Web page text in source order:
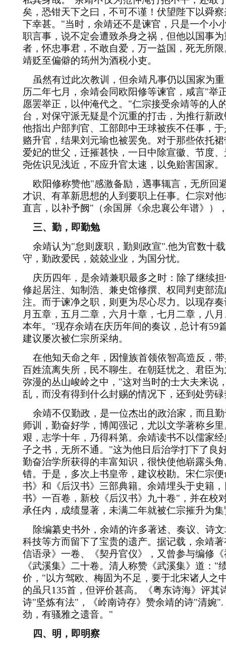
矣，恐钳天下之曰，不可不谨！伏望陛下以舜
下幸甚。 "当时，余靖还不是谏官，只是一个小
职言事，说不定会遭致杀身之祸，但他以国事
者，怀忠事君，不敢自爱，万一益国，死无所限
靖贬至偏僻的筠州为酒税小吏。
虽然有过此次教训，但余靖凡事仍以国家为
历二年七月，余靖会同欧阳修等谏官，咸言"举
愿罢举正，以仲淹代之。 "仁宗接受余靖等的人
台，对保守派无疑是个沉重的打击，为推行新
他指出户部判官、工部郎中王球被疾不任事，
赂升官，结果刘元瑜也被罢免。对于那些依托
爱妃的世父，迁摧甚快，一日中除宣徽、节度
尧佐识见浅近，不应升官太速，以免贻害国家。
欧阳修称赞他"感激备励，遇事辄言，无所回
才识、有革新思想的人到要职上任事。仁宗对
直言，以补予阙" （余国屏《余忠襄公年谱》）
三、勤，即勤勉
余靖认为"怠则废职，勤则政宣".他为官数十
守，勤政爱民，兢兢业业，为国分忧。
庆历四年，是余靖兼职最多之时：除了继续
修起居注、知制浩、兼史馆修撰、权同判吏部
注。而于谏净之职，则更为尽心尽力。以现存
月五章，五月二章，六月十章，七月二章，八
本年。 "现存余靖在庆历年间的奏议，总计有59
建议屡次被仁宗所采纳。
在他知天命之年，因憧族首领依智高造反，
百姓流离失所，民不聊生。在朝廷忧之、君臣
弥漫的丛山峻岭之中， "这对当时的士大夫来说
乱，而没有得到什么封赐的情况下，还到处劳
余靖不仅勤政，是一位杰出的政治家，而且
师训，勤奋好学，博闻强记，尤以文学著称乡
艰，志学十年，乃得科第。余靖读书不以儒家
子之书，无所不通。 "这为他日后治学打下了良
勤奋治学所获得的丰富知识，很快使他崭露头
错。于是，多次上书皇帝，建议校勘。宋仁宗
书》和《后汉书》三部典籍。余靖埋头于史籍
书》一百卷，新校《后汉书》九十卷" ，并在校
承任内，成绩显著，未满二年就被仁宗摧升为
除编纂史书外，余靖的许多著述、奏议、诗
科技等方而留下了宝贵的遗产。据记载，余靖
信语录》一卷、《契丹官仪》，又曾参与编修
《武溪集》二十卷。清人称赞《武溪集》道： "
价， "以方驾欧、梅固为不足，要于北宋诸人之
的虽只135首，但评价甚高。《粤东诗海》评其
诗"坚炼有法" ，《岭南诗存》赞余靖的诗"清婉".
劲，有骚雅之遗音。 "
四、明，即明察